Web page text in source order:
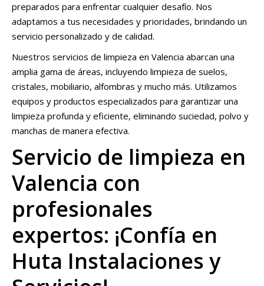
preparados para enfrentar cualquier desafío. Nos
adaptamos a tus necesidades y prioridades, brindando un
servicio personalizado y de calidad.
Nuestros servicios de limpieza en Valencia abarcan una
amplia gama de áreas, incluyendo limpieza de suelos,
cristales, mobiliario, alfombras y mucho más. Utilizamos
equipos y productos especializados para garantizar una
limpieza profunda y eficiente, eliminando suciedad, polvo y
manchas de manera efectiva.
Servicio de limpieza en
Valencia con
profesionales
expertos: ¡Confía en
Huta Instalaciones y